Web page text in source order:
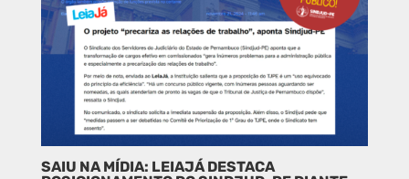
SAIU NA MÍDIA: LEIAJÁ DESTACA